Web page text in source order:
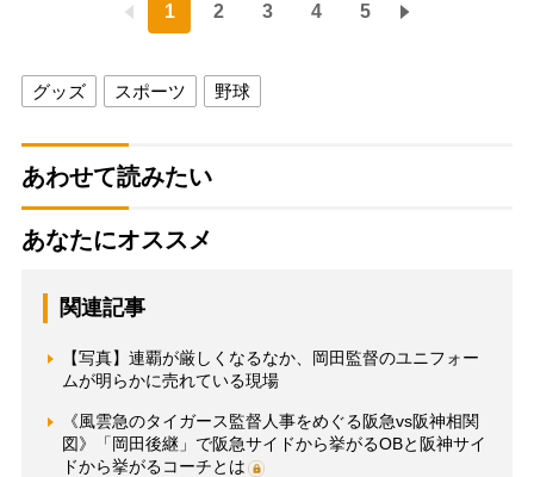
1 2 3 4 5
グッズ スポーツ 野球
あわせて読みたい
あなたにオススメ
関連記事
【写真】連覇が厳しくなるなか、岡田監督のユニフォー
ムが明らかに売れている現場
《風雲急のタイガース監督人事をめぐる阪急vs阪神相関
図》「岡田後継」で阪急サイドから挙がるOBと阪神サイ
ドから挙がるコーチとは